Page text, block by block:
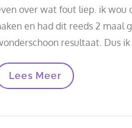
over wat fout liep. ik wou
en had dit reeds 2 maal
resultaat. Dus ik
Kralen
Haken
Ook
Lees Meer